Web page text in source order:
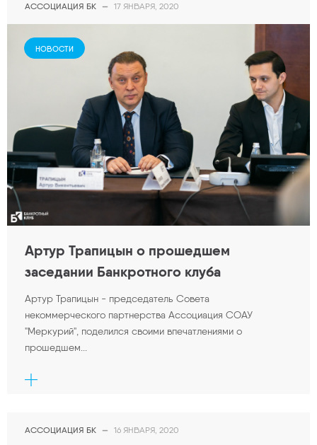
АССОЦИАЦИЯ БК — 17 ЯНВАРЯ, 2020
НОВОСТИ
Артур Трапицын о прошедшем
заседании Банкротного клуба
Артур Трапицын - председатель Совета
некоммерческого партнерства Ассоциация СОАУ
"Меркурий", поделился своими впечатлениями о
прошедшем...
АССОЦИАЦИЯ БК — 16 ЯНВАРЯ, 2020